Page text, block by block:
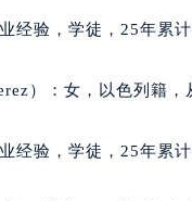
河区中街路137号亨得
国门外大街甲6号华熙
秀区朝阳北大街北国
经验，学徒，25年累
）：女，以色列籍
经验，学徒，25年累